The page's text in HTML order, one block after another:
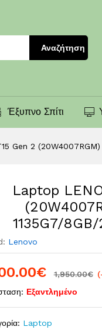
Αναζήτηση
Έξυπνο Σπίτι
Gen 2
Laptop
1135G7/
Lenovo
€ 1,950.00€
Εξαντλημένο
Laptop